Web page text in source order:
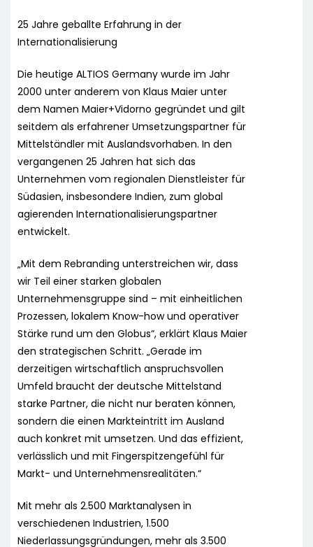
25 Jahre geballte Erfahrung in der
Internationalisierung
Die heutige ALTIOS Germany wurde im Jahr
2000 unter anderem von Klaus Maier unter
dem Namen Maier+Vidorno gegründet und gilt
seitdem als erfahrener Umsetzungspartner für
Mittelständler mit Auslandsvorhaben. In den
vergangenen 25 Jahren hat sich das
Unternehmen vom regionalen Dienstleister für
Südasien, insbesondere Indien, zum global
agierenden Internationalisierungspartner
entwickelt.
„Mit dem Rebranding unterstreichen wir, dass
wir Teil einer starken globalen
Unternehmensgruppe sind – mit einheitlichen
Prozessen, lokalem Know-how und operativer
Stärke rund um den Globus“, erklärt Klaus Maier
den strategischen Schritt. „Gerade im
derzeitigen wirtschaftlich anspruchsvollen
Umfeld braucht der deutsche Mittelstand
starke Partner, die nicht nur beraten können,
sondern die einen Markteintritt im Ausland
auch konkret mit umsetzen. Und das effizient,
verlässlich und mit Fingerspitzengefühl für
Markt- und Unternehmensrealitäten.“
Mit mehr als 2.500 Marktanalysen in
verschiedenen Industrien, 1.500
Niederlassungsgründungen, mehr als 3.500